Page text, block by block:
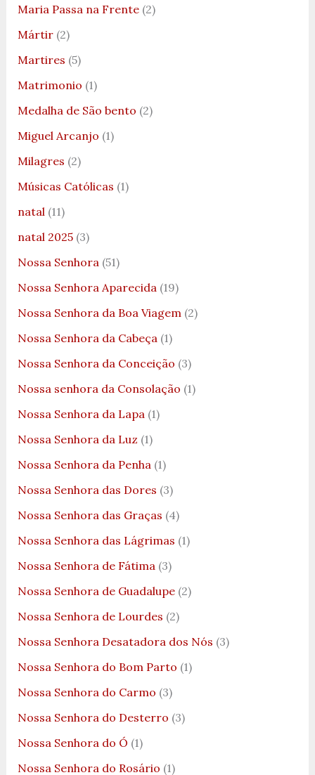
Maria Passa na Frente(2)
Mártir(2)
Martires (5)
Matrimonio (1)
Medalha de São bento (2)
Miguel Arcanjo (1)
Milagres (2)
Músicas Católicas (1)
natal(11)
natal 2025(3)
Nossa Senhora(51)
Nossa Senhora Aparecida(19)
Nossa Senhora da Boa Viagem(2)
Nossa Senhora da Cabeça(1)
Nossa Senhora da Conceição (3)
Nossa senhora da Consolação (1)
Nossa Senhora da Lapa(1)
Nossa Senhora da Luz (1)
Nossa Senhora da Penha(1)
Nossa Senhora das Dores (3)
Nossa Senhora das Graças (4)
Nossa Senhora das Lágrimas (1)
Nossa Senhora de Fátima(3)
Nossa Senhora de Guadalupe(2)
Nossa Senhora de Lourdes (2)
Nossa Senhora Desatadora dos Nós (3)
Nossa Senhora do Bom Parto (1)
Nossa Senhora do Carmo (3)
Nossa Senhora do Desterro (3)
Nossa Senhora do Ó (1)
Nossa Senhora do Rosário (1)